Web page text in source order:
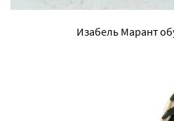
Изабель Марант